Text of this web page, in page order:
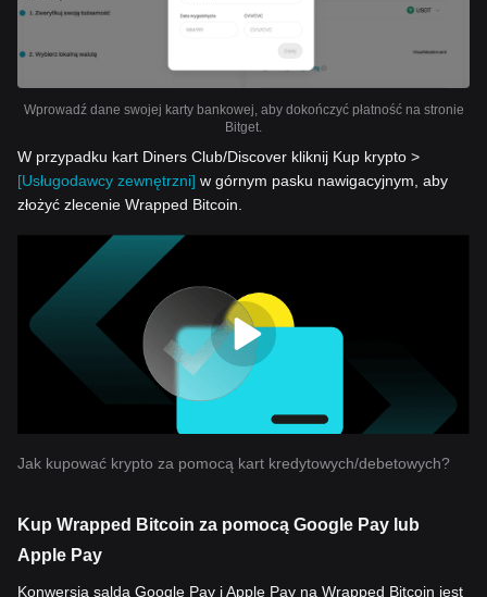
Wprowadź dane swojej karty bankowej, aby dokończyć płatność na stronie
Bitget.
W przypadku kart Diners Club/Discover kliknij Kup krypto >
[Usługodawcy zewnętrzni] w górnym pasku nawigacyjnym, aby
złożyć zlecenie Wrapped Bitcoin.
Jak kupować krypto za pomocą kart kredytowych/debetowych?
Kup Wrapped Bitcoin za pomocą Google Pay lub
Apple Pay
Konwersja salda Google Pay i Apple Pay na Wrapped Bitcoin jest